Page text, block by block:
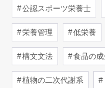
公認スポーツ栄養士
栄養管理 低栄養
構文文法 食品の成
植物の二次代謝系